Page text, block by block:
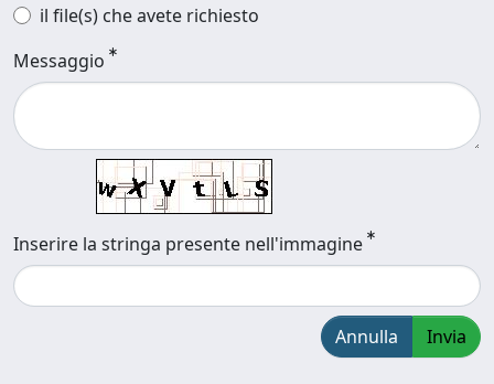
il file(s) che avete richiesto
Messaggio
Inserire la stringa presente nell'immagine
Annulla Invia